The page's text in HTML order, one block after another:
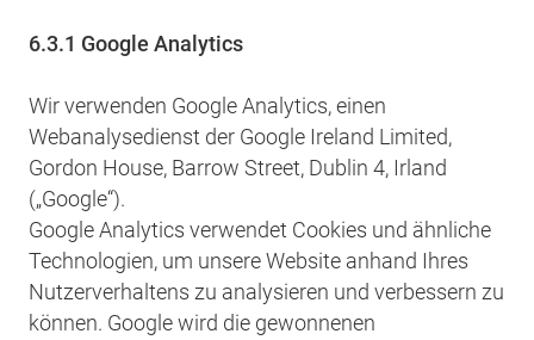
6.3.1 Google Analytics
Wir verwenden Google Analytics, einen
Webanalysedienst der Google Ireland Limited,
Gordon House, Barrow Street, Dublin 4, Irland
(„Google“).
Google Analytics verwendet Cookies und ähnliche
Technologien, um unsere Website anhand Ihres
Nutzerverhaltens zu analysieren und verbessern zu
können. Google wird die gewonnenen